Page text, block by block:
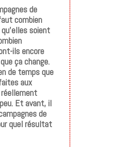
de
combien
soient
ils encore
ça change.
de temps que
aux
Et avant, il
de
quel résultat